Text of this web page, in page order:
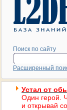
Поиск по сайту
Расширенный
Устал от
Один герой.
и открывай